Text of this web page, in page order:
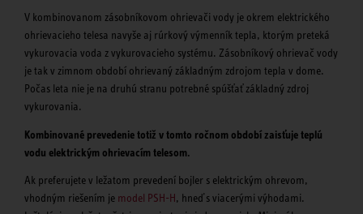
V kombinovanom zásobníkovom ohrievači vody je okrem elektrického
ohrievacieho telesa navyše aj rúrkový výmenník tepla, ktorým preteká
vykurovacia voda z vykurovacieho systému. Zásobníkový ohrievač vody
je tak v zimnom období ohrievaný základným zdrojom tepla v dome.
Počas leta nie je na druhú stranu potrebné spúšťať základný zdroj
vykurovania.
Kombinované prevedenie totiž v tomto ročnom období zaisťuje teplú
vodu elektrickým ohrievacím telesom.
Ak preferujete v ležatom prevedení bojler s elektrickým ohrevom,
vhodným riešením je model PSH-H, hneď s viacerými výhodami.